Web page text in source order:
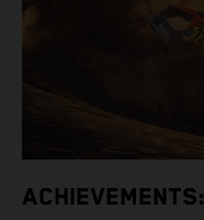
ACHIEVEMENTS: